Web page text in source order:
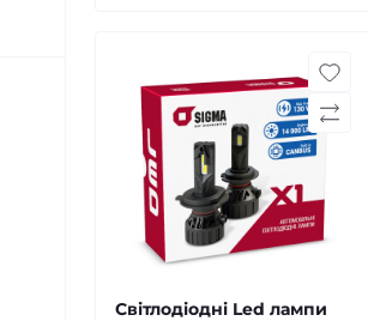
Світлодіодні Led лампи